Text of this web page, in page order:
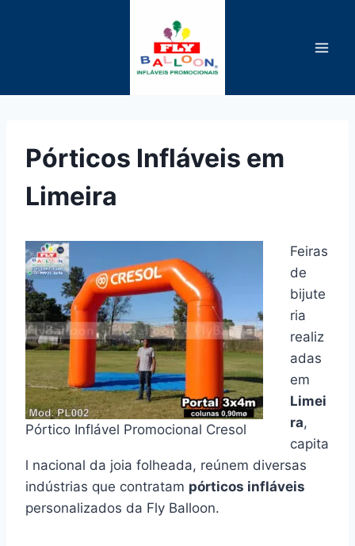
Pórticos Infláveis em
Limeira
Pórtico Inflável Promocional Cresol
Feiras
de
bijute
ria
realiz
adas
em
Limei
ra,
capita
l nacional da joia folheada, reúnem diversas
indústrias que contratam pórticos infláveis
personalizados da Fly Balloon.